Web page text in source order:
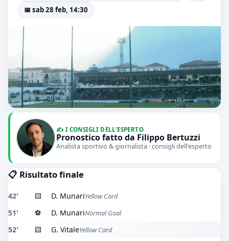
📅 sab 28 feb, 14:30
✍️ I CONSIGLI DELL'ESPERTO
Pronostico fatto da Filippo Bertuzzi
Analista sportivo & giornalista · consigli dell'esperto
📋 Risultato finale
42' 🟨 D. MunariYellow Card
51' ⚽ D. MunariNormal Goal
52' 🟨 G. VitaleYellow Card